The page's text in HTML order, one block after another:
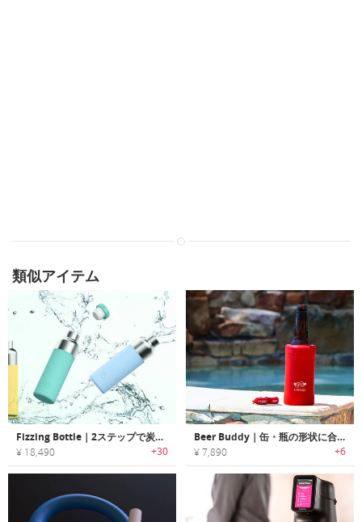
類似アイテム
Fizzing Bottle｜2ステップで炭酸水が作れるポータブルソーダメーカー「フィジングボトル」
¥ 18,490 +30
Beer Buddy｜缶・瓶の形状に合わせて使用できるオールインワン真空断熱カバー「ビアバディー」
¥ 7,890 +6